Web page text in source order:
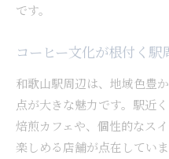
です。
コーヒー文化が根付く駅
和歌山駅周辺は、地域色豊
点が大きな魅力です。駅近
焙煎カフェや、個性的なス
楽しめる店舗が点在してい